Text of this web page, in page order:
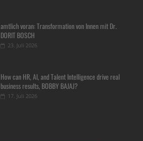
amtlich voran: Transformation von Innen mit Dr.
DORIT BOSCH
23. Juli 2026
How can HR, AI, and Talent Intelligence drive real
business results, BOBBY BAJAJ?
17. Juli 2026